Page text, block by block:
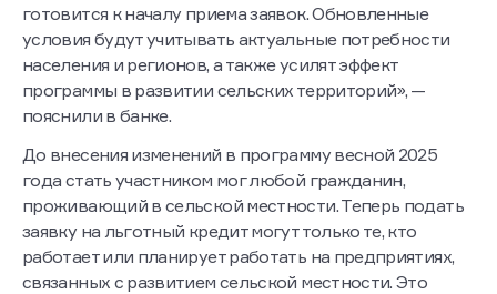
готовится к началу приема заявок. Обновленные
условия будут учитывать актуальные потребности
населения и регионов, а также усилят эффект
программы в развитии сельских территорий», —
пояснили в банке.
До внесения изменений в программу весной 2025
года стать участником мог любой гражданин,
проживающий в сельской местности. Теперь подать
заявку на льготный кредит могут только те, кто
работает или планирует работать на предприятиях,
связанных с развитием сельской местности. Это